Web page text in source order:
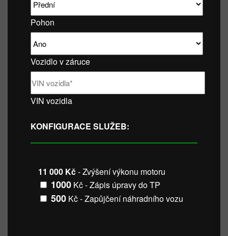
Pohon
Vozidlo v záruce
VIN vozidla
KONFIGURACE SLUŽEB:
11 000 Kč- Zvýšení výkonu motoru
1000 Kč - Zápis úpravy do TP
500 Kč - Zapůjčení náhradního vozu